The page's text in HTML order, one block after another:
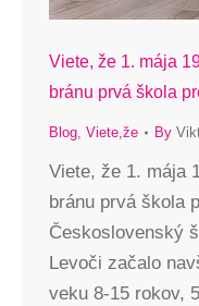
Viete, že 1. mája
bránu prvá škola
Blog, Viete,že By
Viete, že 1. mája
bránu prvá škola
Československý
Levoči začalo
veku 8-15 rokov,